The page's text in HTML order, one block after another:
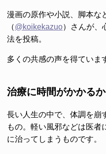
漫画の原作や小説、脚本な
（@koikekazuo）さんが、
法を投稿。
多くの共感の声を得ていま
治療に時間がかかる
長い人生の中で、体調を崩
もの。軽い風邪などは医者
に治ってしまうものです。